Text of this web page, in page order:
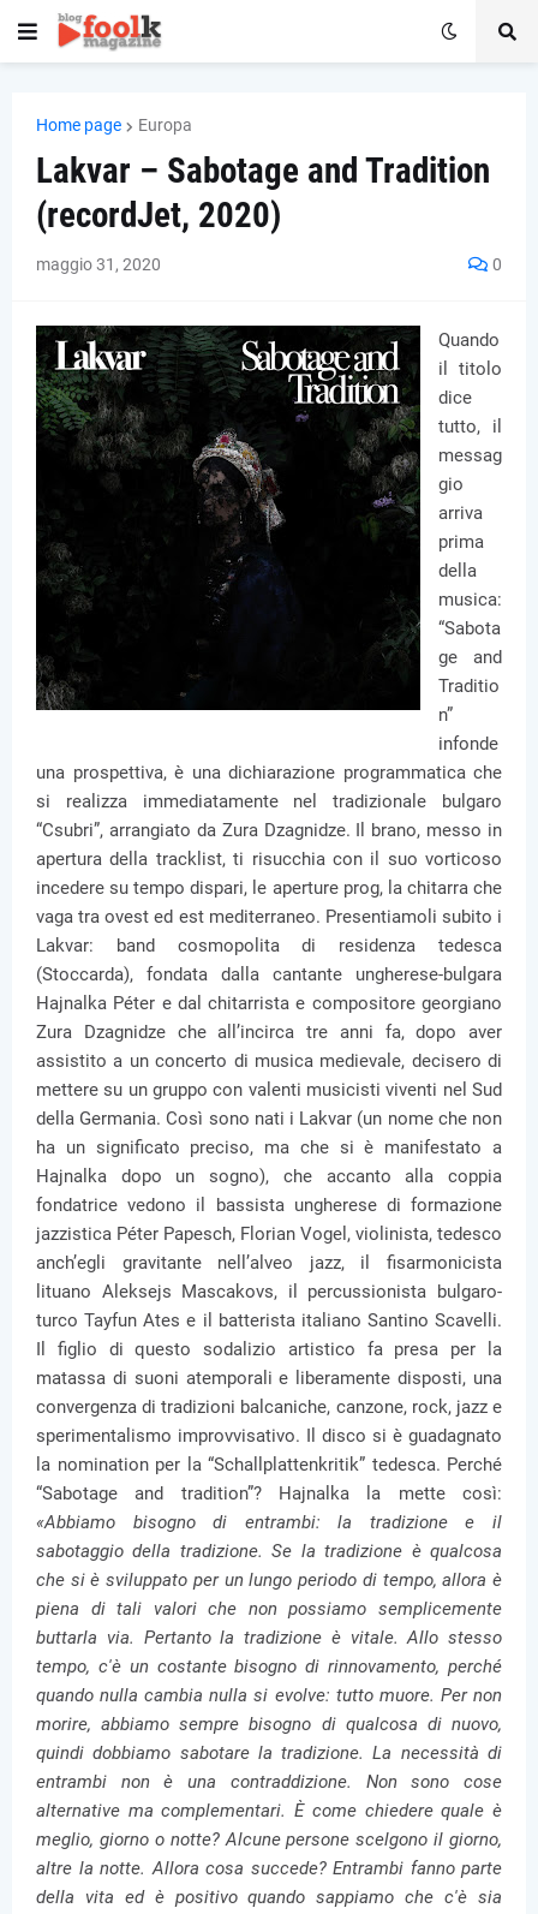
Home page Europa
Lakvar – Sabotage and Tradition
(recordJet, 2020)
maggio 31, 2020 0
Quando
il titolo
dice
tutto, il
messag
gio
arriva
prima
della
musica:
“Sabota
ge and
Traditio
n”
infonde
una prospettiva, è una dichiarazione programmatica che
si realizza immediatamente nel tradizionale bulgaro
“Csubri”, arrangiato da Zura Dzagnidze. Il brano, messo in
apertura della tracklist, ti risucchia con il suo vorticoso
incedere su tempo dispari, le aperture prog, la chitarra che
vaga tra ovest ed est mediterraneo. Presentiamoli subito i
Lakvar: band cosmopolita di residenza tedesca
(Stoccarda), fondata dalla cantante ungherese-bulgara
Hajnalka Péter e dal chitarrista e compositore georgiano
Zura Dzagnidze che all’incirca tre anni fa, dopo aver
assistito a un concerto di musica medievale, decisero di
mettere su un gruppo con valenti musicisti viventi nel Sud
della Germania. Così sono nati i Lakvar (un nome che non
ha un significato preciso, ma che si è manifestato a
Hajnalka dopo un sogno), che accanto alla coppia
fondatrice vedono il bassista ungherese di formazione
jazzistica Péter Papesch, Florian Vogel, violinista, tedesco
anch’egli gravitante nell’alveo jazz, il fisarmonicista
lituano Aleksejs Mascakovs, il percussionista bulgaro-
turco Tayfun Ates e il batterista italiano Santino Scavelli.
Il figlio di questo sodalizio artistico fa presa per la
matassa di suoni atemporali e liberamente disposti, una
convergenza di tradizioni balcaniche, canzone, rock, jazz e
sperimentalismo improvvisativo. Il disco si è guadagnato
la nomination per la “Schallplattenkritik” tedesca. Perché
“Sabotage and tradition”? Hajnalka la mette così:
«Abbiamo bisogno di entrambi: la tradizione e il
sabotaggio della tradizione. Se la tradizione è qualcosa
che si è sviluppato per un lungo periodo di tempo, allora è
piena di tali valori che non possiamo semplicemente
buttarla via. Pertanto la tradizione è vitale. Allo stesso
tempo, c'è un costante bisogno di rinnovamento, perché
quando nulla cambia nulla si evolve: tutto muore. Per non
morire, abbiamo sempre bisogno di qualcosa di nuovo,
quindi dobbiamo sabotare la tradizione. La necessità di
entrambi non è una contraddizione. Non sono cose
alternative ma complementari. È come chiedere quale è
meglio, giorno o notte? Alcune persone scelgono il giorno,
altre la notte. Allora cosa succede? Entrambi fanno parte
della vita ed è positivo quando sappiamo che c'è sia